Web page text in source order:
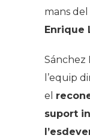
mans
Enrique
Sánchez
l’equip
el
suport